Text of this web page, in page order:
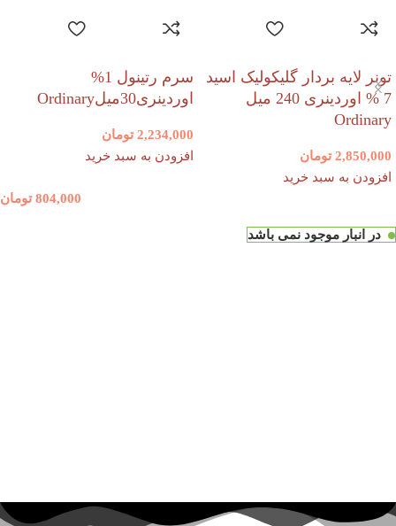
تونر لایه بردار گلیکولیک اسید
7 % اوردینری 240 میل
Ordinary
2,850,000 تومان
افزودن به سبد خرید
سرم رتینول 1%
اوردینری30میلOrdinary
2,234,000 تومان
افزودن به سبد خرید
804,000 تومان
در انبار موجود نمی باشد